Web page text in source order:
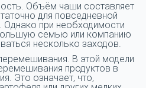
Объём чаши составляет
для повседневной
Однако при необходимости
семью или компанию
несколько заходов.
В этой модели
продуктов в
Это означает, что,